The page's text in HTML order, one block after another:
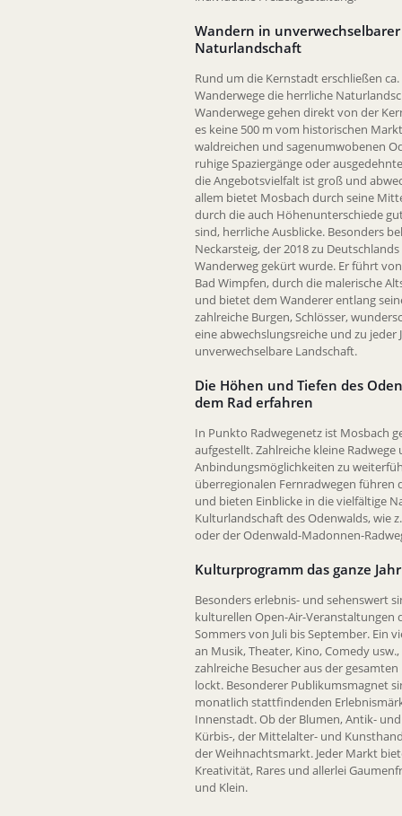
Wandern in unverwechselbarer
Naturlandschaft
Rund um die Kernstadt erschließen
Wanderwege die herrliche
Wanderwege gehen direkt von der
es keine 500 m vom historischen
waldreichen und sagenumwobenen
ruhige Spaziergänge oder
die Angebotsvielfalt ist groß und
allem bietet Mosbach durch seine
durch die auch Höhenunterschiede
sind, herrliche Ausblicke. Besonders
Neckarsteig, der 2018 zu
Wanderweg gekürt wurde. Er führt
Bad Wimpfen, durch die malerische
und bietet dem Wanderer entlang
zahlreiche Burgen, Schlösser,
eine abwechslungsreiche und zu jeder
unverwechselbare Landschaft.
Die Höhen und Tiefen des
dem Rad erfahren
In Punkto Radwegenetz ist Mosbach
aufgestellt. Zahlreiche kleine Radwege
Anbindungsmöglichkeiten zu
überregionalen Fernradwegen führen
und bieten Einblicke in die vielfältige
Kulturlandschaft des Odenwalds, wie
oder der Odenwald-Madonnen-
Kulturprogramm das ganze Jahr
Besonders erlebnis- und sehenswert
kulturellen Open-Air-Veranstaltungen
Sommers von Juli bis September. Ein
an Musik, Theater, Kino, Comedy usw.,
zahlreiche Besucher aus der
lockt. Besonderer Publikumsmagnet
monatlich stattfindenden
Innenstadt. Ob der Blumen, Antik-
Kürbis-, der Mittelalter- und
der Weihnachtsmarkt. Jeder Markt
Kreativität, Rares und allerlei
und Klein.